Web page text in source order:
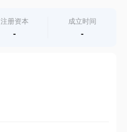
注册资本
-
成立时间
-